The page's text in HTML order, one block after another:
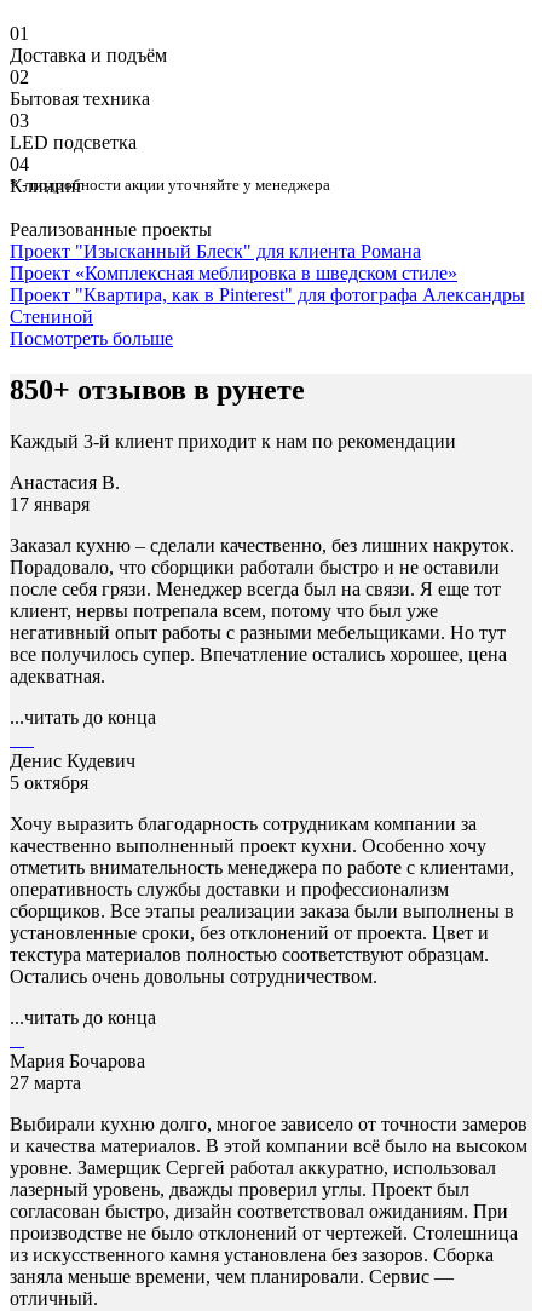
01
Доставка и подъём
02
Бытовая техника
03
⁠LED подсветка
04
Клининг
* - подробности акции уточняйте у менеджера
Реализованные проекты
Проект "Изысканный Блеск" для клиента Романа
Проект «Комплексная меблировка в шведском стиле»
Проект "Квартира, как в Pinterest" для фотографа Александры
Стениной
Посмотреть больше
850+ отзывов в рунете
Каждый 3-й клиент приходит к нам по рекомендации
Анастасия В.
17 января
Заказал кухню – сделали качественно, без лишних накруток.
Порадовало, что сборщики работали быстро и не оставили
после себя грязи. Менеджер всегда был на связи. Я еще тот
клиент, нервы потрепала всем, потому что был уже
негативный опыт работы с разными мебельщиками. Но тут
все получилось супер. Впечатление остались хорошее, цена
адекватная.
...читать до конца
Денис Кудевич
5 октября
Хочу выразить благодарность сотрудникам компании за
качественно выполненный проект кухни. Особенно хочу
отметить внимательность менеджера по работе с клиентами,
оперативность службы доставки и профессионализм
сборщиков. Все этапы реализации заказа были выполнены в
установленные сроки, без отклонений от проекта. Цвет и
текстура материалов полностью соответствуют образцам.
Остались очень довольны сотрудничеством.
...читать до конца
Мария Бочарова
27 марта
Выбирали кухню долго, многое зависело от точности замеров
и качества материалов. В этой компании всё было на высоком
уровне. Замерщик Сергей работал аккуратно, использовал
лазерный уровень, дважды проверил углы. Проект был
согласован быстро, дизайн соответствовал ожиданиям. При
производстве не было отклонений от чертежей. Столешница
из искусственного камня установлена без зазоров. Сборка
заняла меньше времени, чем планировали. Сервис —
отличный.